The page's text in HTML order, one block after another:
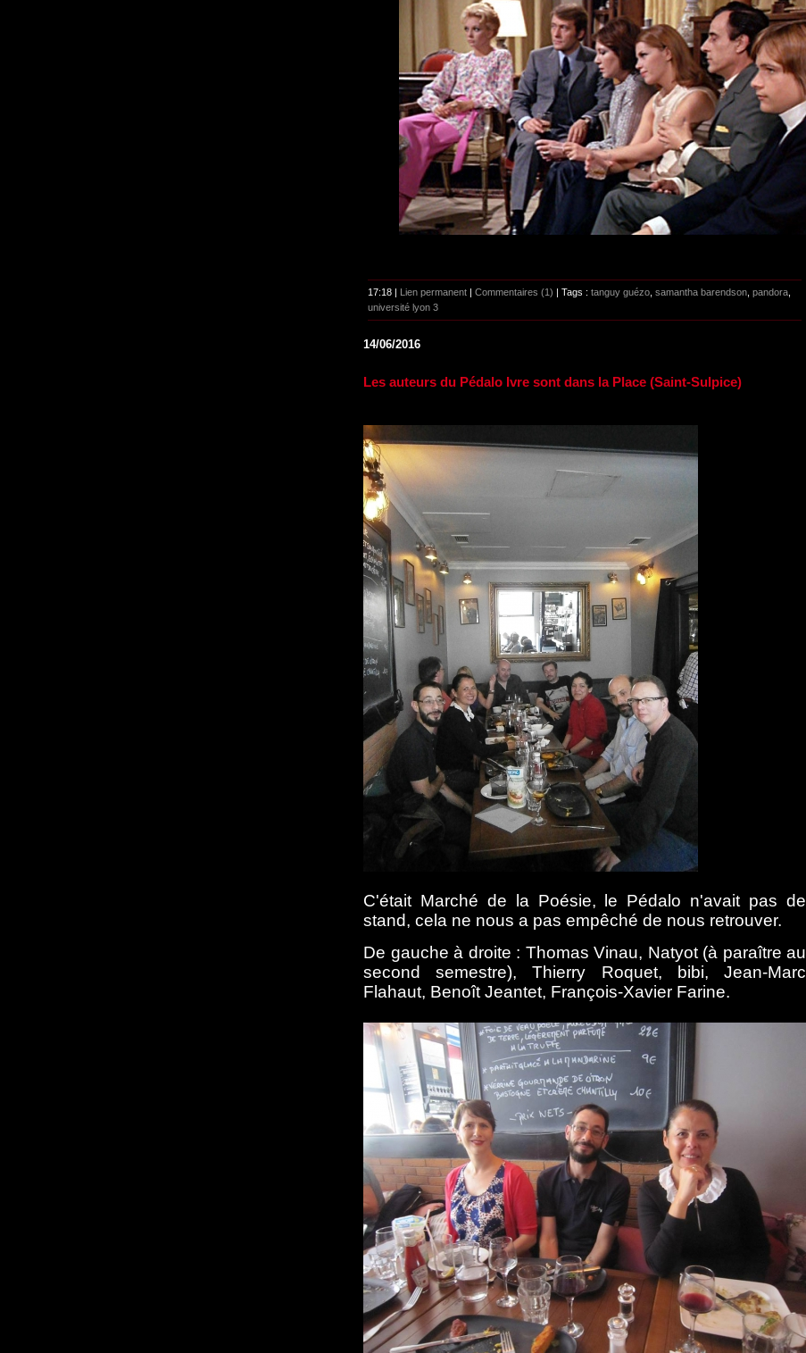
17:18 | Lien permanent | Commentaires (1) | Tags : tanguy guézo samantha barendson pandora
université lyon 3
14/06/2016
Les auteurs du Pédalo Ivre sont dans la Place (Saint-Sulpice)
C'était Marché de la Poésie, le Pédalo n'avait pas de
stand, cela ne nous a pas empêché de nous retrouver.
De gauche à droite : Thomas Vinau, Natyot (à paraître au
second semestre), Thierry Roquet, bibi, Jean-Marc
Flahaut, Benoît Jeantet, François-Xavier Farine.